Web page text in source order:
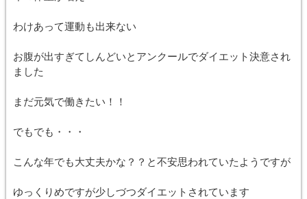
わけあって運動も出来ない
お腹が出すぎてしんどいとアンクールでダイエット決意され
ました
まだ元気で働きたい！！
でもでも・・・
こんな年でも大丈夫かな？？と不安思われていたようですが
ゆっくりめですが少しづつダイエットされています